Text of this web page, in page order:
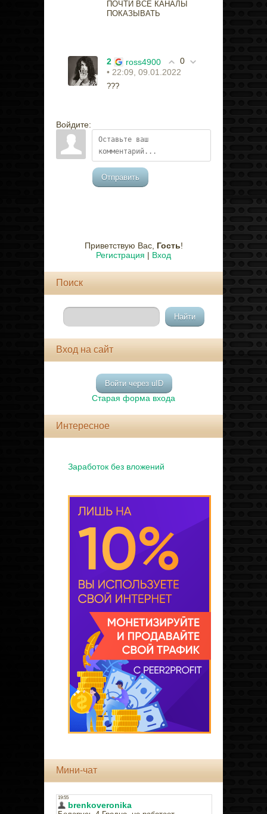
ПОЧТИ ВСЕ КАНАЛЫ
ПОКАЗЫВАТЬ
0
2
ross4900
• 22:09, 09.01.2022
???
Войдите:
Отправить
Приветствую Вас, Гость!
Регистрация | Вход
Поиск
Вход на сайт
Войти через uID
Старая форма входа
Интересное
Заработок без вложений
Мини-чат